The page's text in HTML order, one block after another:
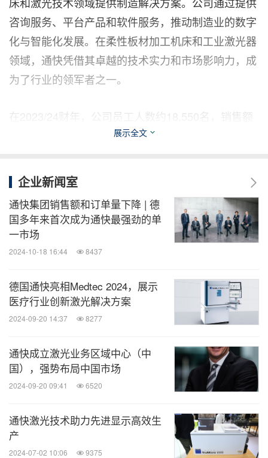
咨询服务、平台产品和软件服务，推动制造业的数字
化与智能化发展。在柔性板材加工机床和工业激光器
领域，通快凭借其卓越的技术实力和市场影响力，成
为了行业的领军者之一。
在2023/24财年，公司员工人数约18,550名，销售额
约52亿欧元（初步数据）。通快集团拥有约90家公
洲。公司在德国、法国、英国、意大利、奥地利、瑞
士、波兰、捷克共和国、美国、墨西哥和中国都设有
生产基地。
更多信息，请访问公司网站：
消息来源：通快中国激光技术
微信公众号“医药健闻”发布全球制药、医疗、
大健康企业最新的经营动态。扫描二维码，
立即订阅！
关键词： 互联网技术
金属加工,
医疗药物
采矿/五
展示全文
企业新闻室
通快集团销售额和订单量下降 | 德
国多年来首次成为通快最强劲的单
一市场
2024-10-18 16:44 8437
德国通快亮相Medtec 2024，展示
医疗行业创新激光解决方案
2024-09-20 14:37 8277
通快成立激光业务区域中心（中
国），强势布局中国市场
2024-09-20 09:41 6520
通快激光技术助力先进显示高效生
产
2024-07-02 10:06 9375